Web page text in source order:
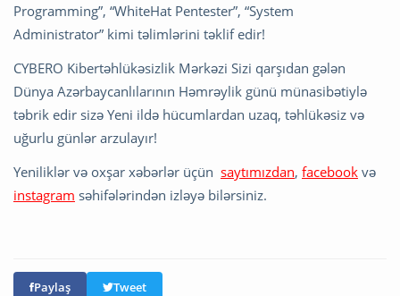
Programming”, “WhiteHat Pentester”, “System
Administrator” kimi təlimlərini təklif edir!
CYBERO Kibertəhlükəsizlik Mərkəzi Sizi qarşıdan gələn
Dünya Azərbaycanlılarının Həmrəylik günü münasibətiylə
təbrik edir sizə Yeni ildə hücumlardan uzaq, təhlükəsiz və
uğurlu günlər arzulayır!
Yeniliklər və oxşar xəbərlər üçün saytımızdan, facebook və
instagram səhifələrindən izləyə bilərsiniz.
Paylaş Tweet